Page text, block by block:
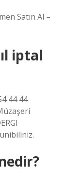
Satın Al –
iptal
44 44